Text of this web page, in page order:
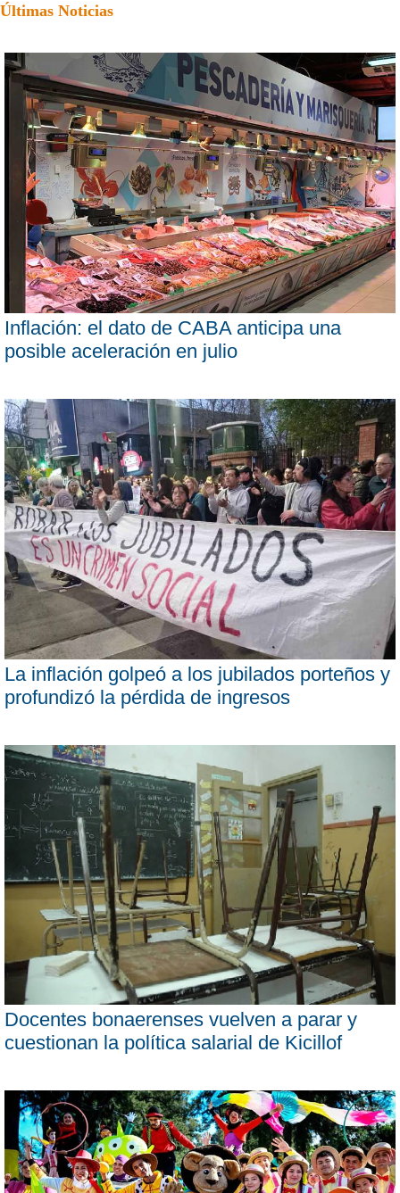
Últimas Noticias
Inflación: el dato de CABA anticipa una
posible aceleración en julio
La inflación golpeó a los jubilados porteños y
profundizó la pérdida de ingresos
Docentes bonaerenses vuelven a parar y
cuestionan la política salarial de Kicillof